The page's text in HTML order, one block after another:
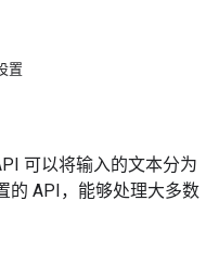
置
可以将输入的文本分为
的 API，能够处理大多数